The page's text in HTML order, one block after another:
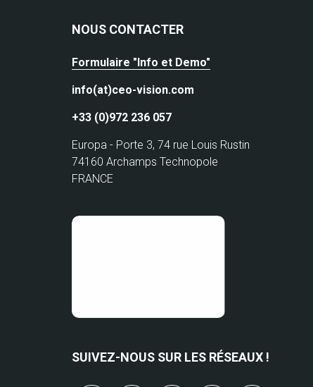
NOUS CONTACTER
Formulaire "Info et Demo"
info(at)ceo-vision.com
+33 (0)972 236 057
Europa - Porte 3, 74 rue Louis Rustin
74160 Archamps Technopole
FRANCE
SUIVEZ-NOUS SUR LES RÉSEAUX !